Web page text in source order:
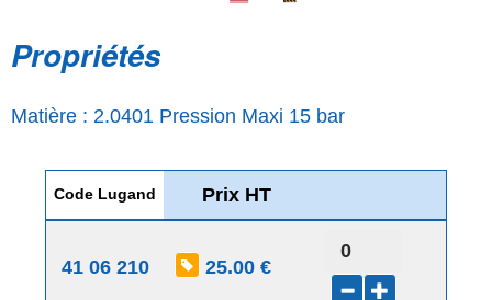
Propriétés
Matière : 2.0401 Pression Maxi 15 bar
Code Lugand Prix HT
41 06 210 25.00 €